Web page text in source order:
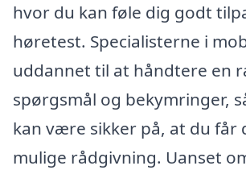
hvor du kan føle dig godt
høretest. Specialisterne i
uddannet til at håndtere en
spørgsmål og bekymringer,
kan være sikker på, at du får
mulige rådgivning. Uanset